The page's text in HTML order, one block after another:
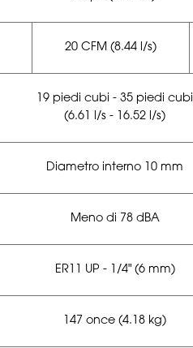
20 CFM (8.44 l/s)
19 piedi cubi - 35 piedi cubi
(6.61 l/s - 16.52 l/s)
Diametro interno 10 mm
Meno di 78 dBA
ER11 UP - 1/4" (6 mm)
147 once (4.18 kg)